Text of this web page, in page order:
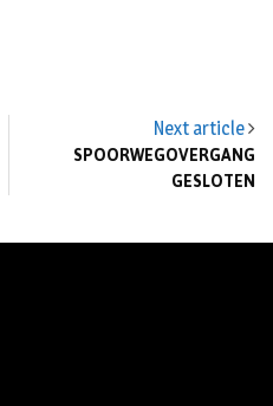
Next article
SPOORWEGOVERGANG
GESLOTEN